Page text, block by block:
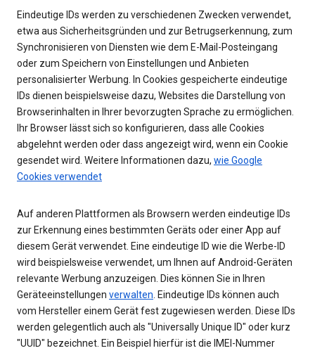
Eindeutige IDs werden zu verschiedenen Zwecken verwendet,
etwa aus Sicherheitsgründen und zur Betrugserkennung, zum
Synchronisieren von Diensten wie dem E-Mail-Posteingang
oder zum Speichern von Einstellungen und Anbieten
personalisierter Werbung. In Cookies gespeicherte eindeutige
IDs dienen beispielsweise dazu, Websites die Darstellung von
Browserinhalten in Ihrer bevorzugten Sprache zu ermöglichen.
Ihr Browser lässt sich so konfigurieren, dass alle Cookies
abgelehnt werden oder dass angezeigt wird, wenn ein Cookie
gesendet wird. Weitere Informationen dazu, wie Google
Cookies verwendet
Auf anderen Plattformen als Browsern werden eindeutige IDs
zur Erkennung eines bestimmten Geräts oder einer App auf
diesem Gerät verwendet. Eine eindeutige ID wie die Werbe-ID
wird beispielsweise verwendet, um Ihnen auf Android-Geräten
relevante Werbung anzuzeigen. Dies können Sie in Ihren
Geräteeinstellungen verwalten. Eindeutige IDs können auch
vom Hersteller einem Gerät fest zugewiesen werden. Diese IDs
werden gelegentlich auch als "Universally Unique ID" oder kurz
"UUID" bezeichnet. Ein Beispiel hierfür ist die IMEI-Nummer